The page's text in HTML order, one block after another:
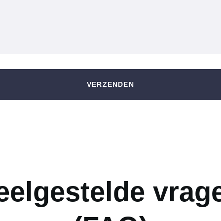
VERZENDEN